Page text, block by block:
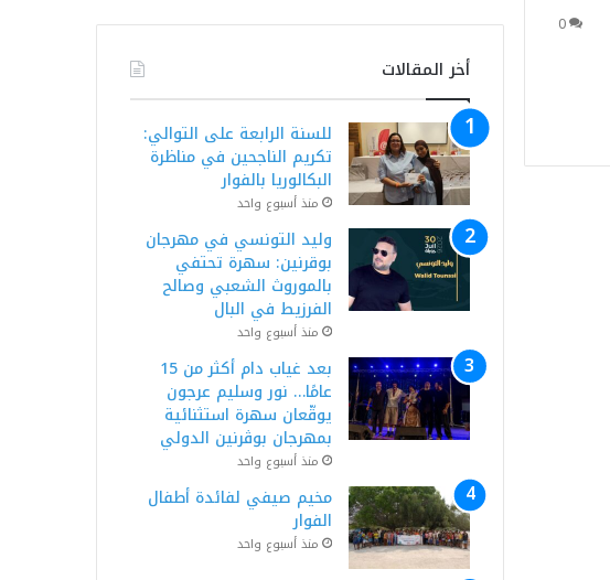
0
أخر المقالات
للسنة الرابعة على التوالي:
تكريم الناجحين في مناظرة
البكالوريا بالفوار
منذ أسبوع واحد
وليد التونسي في مهرجان
بوقرنين: سهرة تحتفي
بالموروث الشعبي وصالح
الفرزيط في البال
منذ أسبوع واحد
بعد غياب دام أكثر من 15
عامًا… نور وسليم عرجون
يوقّعان سهرة استثنائية
بمهرجان بوڨرنين الدولي
منذ أسبوع واحد
مخيم صيفي لفائدة أطفال
الفوار
منذ أسبوع واحد